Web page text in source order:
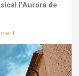
l’Aurora de